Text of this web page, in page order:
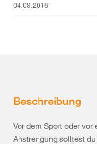
04.09.2018
Beschreibung
Vor dem Sport oder
Anstrengung solltest